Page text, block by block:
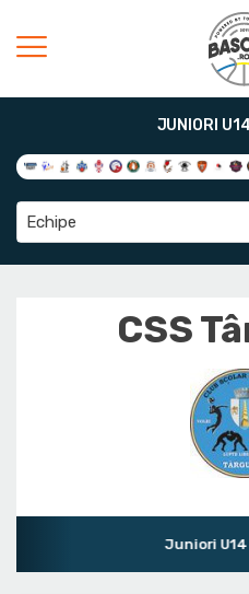
JUNIORI
Echipe
CSS
Juniori U14